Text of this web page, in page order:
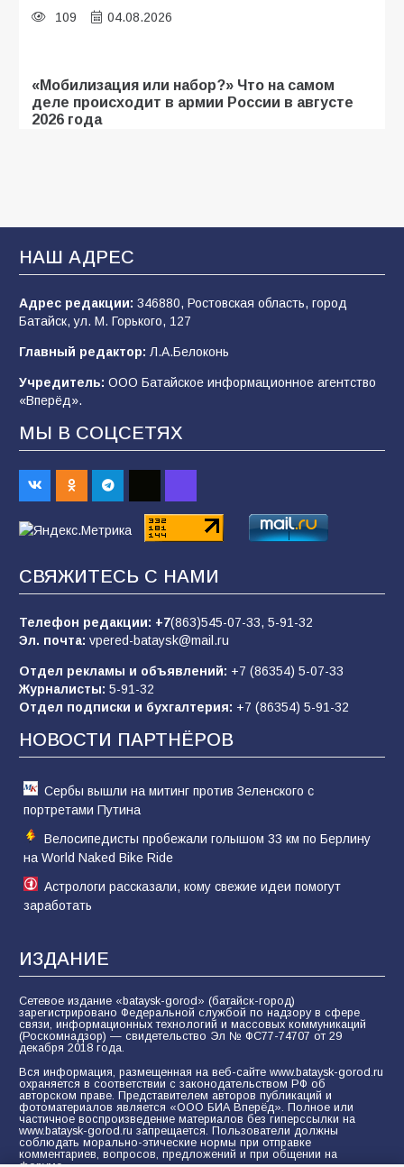
109 04.08.2026
«Мобилизация или набор?» Что на самом
деле происходит в армии России в августе
2026 года
мастер-класс «Бумажный парашют» ко Дню
ВДВ
109 03.08.2026
строительные профессии в ходе
спортивного праздника
92
Батайским спортсменам вручили награды
Евгений Остапенко
Батайчане вышли в финал Всероссийского
конкурса «Большая перемена»
НАШ АДРЕС
Адрес редакции: 346880, Ростовская область, город
Батайск, ул. М. Горького, 127
Главный редактор: Л.А.Белоконь
Учредитель: ООО Батайское информационное агентство
«Вперёд».
МЫ В СОЦСЕТЯХ
СВЯЖИТЕСЬ С НАМИ
Телефон редакции: +7(863)545-07-33, 5-91-32
Эл. почта: vpered-bataysk@mail.ru
Отдел рекламы и объявлений: +7 (86354) 5-07-33
Журналисты: 5-91-32
Отдел подписки и бухгалтерия: +7 (86354) 5-91-32
НОВОСТИ ПАРТНЁРОВ
Сербы вышли на митинг против Зеленского с
портретами Путина
Велосипедисты пробежали голышом 33 км по Берлину
на World Naked Bike Ride
Астрологи рассказали, кому свежие идеи помогут
заработать
ИЗДАНИЕ
Сетевое издание «bataysk-gorod» (батайск-город)
зарегистрировано Федеральной службой по надзору в сфере
связи, информационных технологий и массовых коммуникаций
(Роскомнадзор) — свидетельство Эл № ФС77-74707 от 29
декабря 2018 года.
Вся информация, размещенная на веб-сайте www.bataysk-gorod.ru
охраняется в соответствии с законодательством РФ об
авторском праве. Представителем авторов публикаций и
фотоматериалов является «ООО БИА Вперёд». Полное или
частичное воспроизведение материалов без гиперссылки на
www.bataysk-gorod.ru запрещается. Пользователи должны
соблюдать морально-этические нормы при отправке
комментариев, вопросов, предложений и при общении на